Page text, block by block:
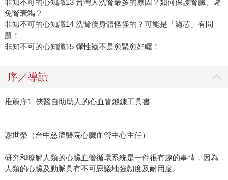
非知不可的心知識13 台灣人洗腎最多的原因？如何保護腎臟、避
免腎衰竭？
非知不可的心知識14 洗腎後身體怪怪的？可能是「濾芯」有問
題！
非知不可的心知識15 彈性襪不是愈緊愈好喔！
序／導讀
推薦序1 俠醫自助助人的心血管鍛鍊工具書
謝世榮（台中慈濟醫院心臟血管中心主任）
研究和瞭解人類的心臟血管循環系統是一件很有趣的事情，因為
人類的心臟及動脈具有不可思議地強韌度及耐用度。